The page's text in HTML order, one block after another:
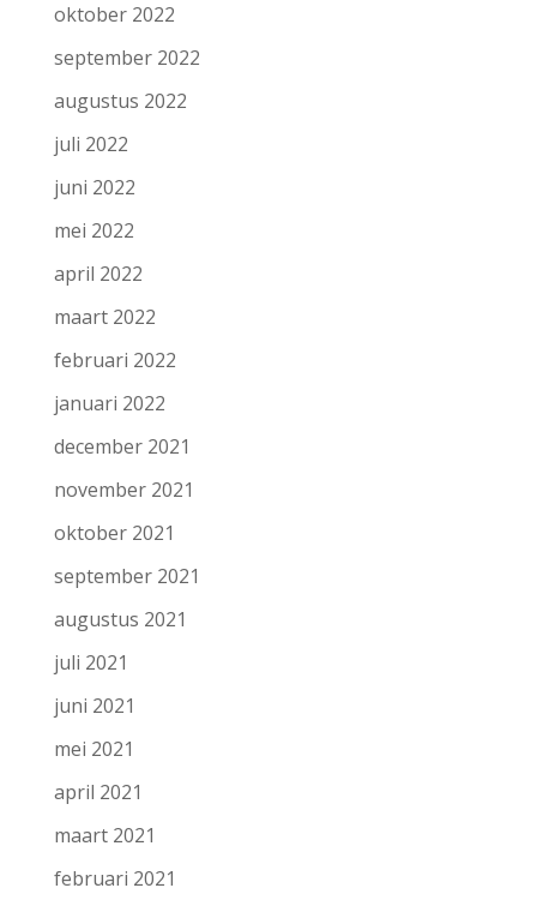
oktober 2022
september 2022
augustus 2022
juli 2022
juni 2022
mei 2022
april 2022
maart 2022
februari 2022
januari 2022
december 2021
november 2021
oktober 2021
september 2021
augustus 2021
juli 2021
juni 2021
mei 2021
april 2021
maart 2021
februari 2021